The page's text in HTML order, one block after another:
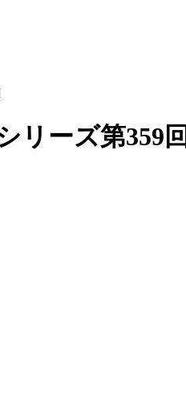
リーズ第359回